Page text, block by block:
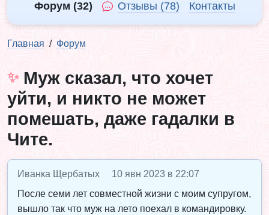
Форум (32)
Отзывы (78) Контакты
Главная Форум
Муж сказал, что хочет
уйти, и никто не может
помешать, даже гадалки в
Чите.
Иванка Щербатых
10 явн 2023 в 22:07
После семи лет совместной жизни с моим супругом,
вышло так что муж на лето поехал в командировку.